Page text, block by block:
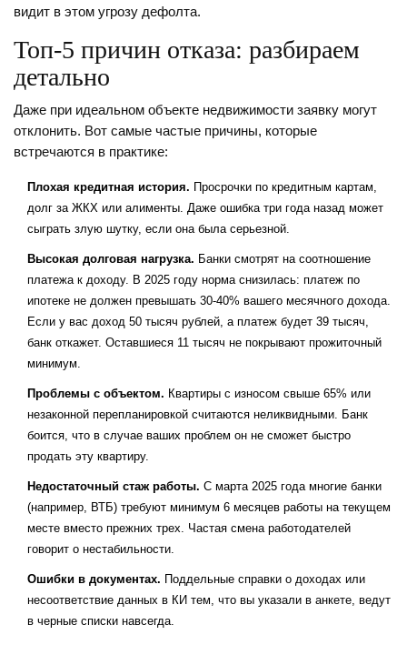
видит в этом угрозу дефолта.
Топ-5 причин отказа: разбираем
детально
Даже при идеальном объекте недвижимости заявку могут
отклонить. Вот самые частые причины, которые
встречаются в практике:
Плохая кредитная история. Просрочки по кредитным картам,
долг за ЖКХ или алименты. Даже ошибка три года назад может
сыграть злую шутку, если она была серьезной.
Высокая долговая нагрузка. Банки смотрят на соотношение
платежа к доходу. В 2025 году норма снизилась: платеж по
ипотеке не должен превышать 30-40% вашего месячного дохода.
Если у вас доход 50 тысяч рублей, а платеж будет 39 тысяч,
банк откажет. Оставшиеся 11 тысяч не покрывают прожиточный
минимум.
Проблемы с объектом. Квартиры с износом свыше 65% или
незаконной перепланировкой считаются неликвидными. Банк
боится, что в случае ваших проблем он не сможет быстро
продать эту квартиру.
Недостаточный стаж работы. С марта 2025 года многие банки
(например, ВТБ) требуют минимум 6 месяцев работы на текущем
месте вместо прежних трех. Частая смена работодателей
говорит о нестабильности.
Ошибки в документах. Поддельные справки о доходах или
несоответствие данных в КИ тем, что вы указали в анкете, ведут
в черные списки навсегда.